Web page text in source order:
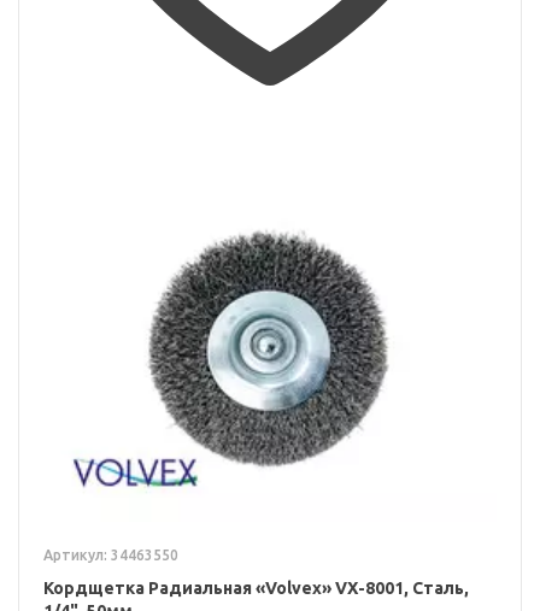
Артикул: 34463550
Кордщетка Радиальная «Volvex» VX-8001, Сталь,